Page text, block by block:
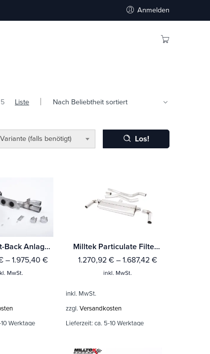
Anmelden
5 Liste
Variante (falls benötigt) Los!
Milltek Cat-Back Anlage Porsche 911 991.1 GT3 & GT3 RS
– 1.975,40 €
MwSt.
Werktage
Milltek Particulate Filter-back Ford Focus Mk4 ST 2.3-litre EcoBoost Hatch (OPF/GPF Equipped) Mit TÜV / ECE Zulassung!
1.270,92 € – 1.687,42 €
inkl. MwSt.
inkl. MwSt.
zzgl. Versandkosten
Lieferzeit: ca. 5-10 Werktage